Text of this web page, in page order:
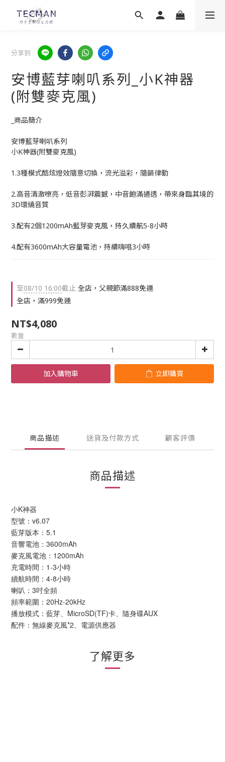
分享到
安博藍芽喇叭系列_小K神器
(附雙麥克風)
_商品簡介
安博藍芽喇叭系列
小K神器(附雙麥克風)
1.3種模式酷炫燈效隨意切換，流光溢彩，隨韻律動
2.高音清澈嘹亮，低音彭湃震撼，中音飽滿通透，帶來身臨其境的
3D環繞音質
3.配有2個1200mAh藍芽麥克風，持久續航5-8小時
4.配有3600mAh大容量電池，持續嗨唱3小時
至08/10 16:00截止 全店，父親節滿888免運
全店，滿999免運
NT$4,080
數量
加入購物車 立即購買
商品描述 送貨及付款方式 顧客評價
商品描述
小K神器
型號：v6.07
藍芽版本：5.1
音響電池：3600mAh
麥克風電池：1200mAh
充電時間：1-3小時
續航時間：4-8小時
喇叭：3吋全頻
頻率範圍：20Hz-20kHz
播放模式：藍芽、MicroSD(TF)卡、隨身碟AUX
配件：無線麥克風*2、電源供應器
了解更多